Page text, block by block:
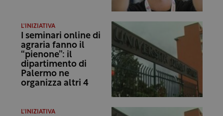
L'INIZIATIVA
I seminari online di
agraria fanno il
“pienone”: il
dipartimento di
Palermo ne
organizza altri 4
L'INIZIATIVA